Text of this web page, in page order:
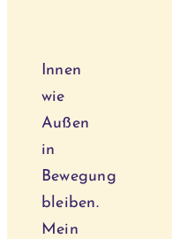
Innen
wie
Außen
in
Bewegung
bleiben.
Mein